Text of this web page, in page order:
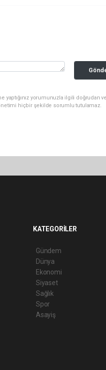
yaptığınız yorumunuzla ilgili doğrudan
hiçbir şekilde sorumlu tutulamaz.
KATEGORİLER
Gündem
Dünya
Ekonomi
Siyaset
Sağlık
Spor
Asayiş